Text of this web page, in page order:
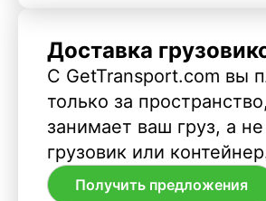
Доставка
С GetTransport.com вы
только за
занимает ваш груз, а не
грузовик или
Получить предложения